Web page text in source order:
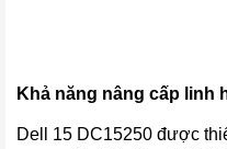
Khả năng nâng cấp linh
Dell 15 DC15250 được